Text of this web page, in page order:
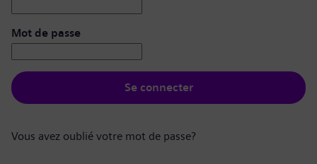
Mot de passe
Se connecter
Vous avez oublié votre mot de passe?